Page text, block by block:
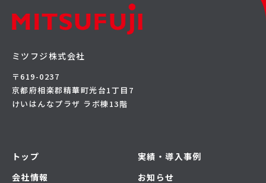
ミツフジ株式会社
〒619-0237
京都府相楽郡精華町光台1丁目7
けいはんなプラザ ラボ棟13階
トップ
会社情報
実績・導入事例
お知らせ